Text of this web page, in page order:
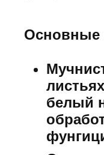
Основные
белый